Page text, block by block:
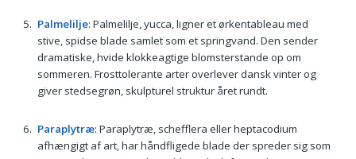
Palmelilje: Palmelilje, yucca, ligner et ørkentableau med
stive, spidse blade samlet som et springvand. Den sender
dramatiske, hvide klokkeagtige blomsterstande op om
sommeren. Frosttolerante arter overlever dansk vinter og
giver stedsegrøn, skulpturel struktur året rundt.
Paraplytræ: Paraplytræ, schefflera eller heptacodium
afhængigt af art, har håndfligede blade der spreder sig som